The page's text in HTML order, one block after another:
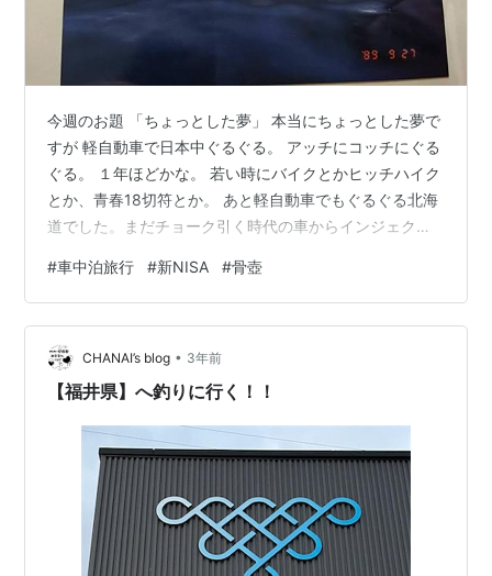
今週のお題 「ちょっとした夢」 本当にちょっとした夢で
すが 軽自動車で日本中ぐるぐる。 アッチにコッチにぐる
ぐる。 １年ほどかな。 若い時にバイクとかヒッチハイク
とか、青春18切符とか。 あと軽自動車でもぐるぐる北海
道でした。まだチョーク引く時代の車からインジェクシ
ーク引いてエンジンかけて、暖気して走ってました。 あ
っ、青春18切符は8000円で北海道まで行けましたよ。
当時青函連絡船だったのでフェリー代金は別です。 15年
後。 ７０代の僕はどうしてるのかな(^^) そのためにもお
金稼がなきゃね。 なので積立投資NISAやろう。 新ニー
#車中泊旅行 #新NISA #骨壺
CHANAI’s blog • 3年前
【福井県】へ釣りに行く！！